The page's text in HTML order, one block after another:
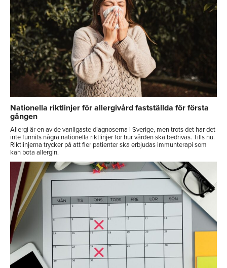
Nationella riktlinjer för allergivård fastställda för första
gången
Allergi är en av de vanligaste diagnoserna i Sverige, men trots det har det
inte funnits några nationella riktlinjer för hur vården ska bedrivas. Tills nu.
Riktlinjerna trycker på att fler patienter ska erbjudas immunterapi som
kan bota allergin.